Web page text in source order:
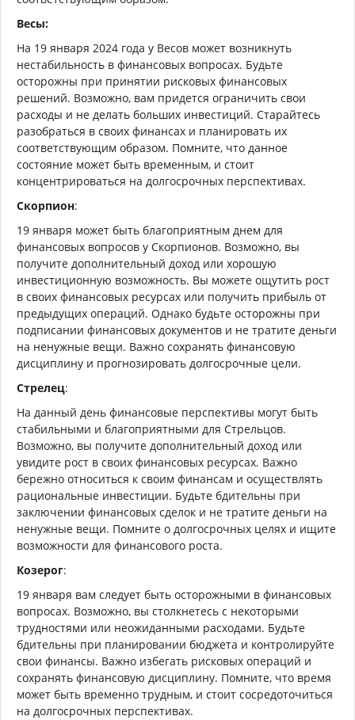
Весы:
На 19 января 2024 года у Весов может возникнуть
нестабильность в финансовых вопросах. Будьте
осторожны при принятии рисковых финансовых
решений. Возможно, вам придется ограничить свои
расходы и не делать больших инвестиций. Старайтесь
разобраться в своих финансах и планировать их
соответствующим образом. Помните, что данное
состояние может быть временным, и стоит
концентрироваться на долгосрочных перспективах.
Скорпион:
19 января может быть благоприятным днем для
финансовых вопросов у Скорпионов. Возможно, вы
получите дополнительный доход или хорошую
инвестиционную возможность. Вы можете ощутить рост
в своих финансовых ресурсах или получить прибыль от
предыдущих операций. Однако будьте осторожны при
подписании финансовых документов и не тратите деньги
на ненужные вещи. Важно сохранять финансовую
дисциплину и прогнозировать долгосрочные цели.
Стрелец:
На данный день финансовые перспективы могут быть
стабильными и благоприятными для Стрельцов.
Возможно, вы получите дополнительный доход или
увидите рост в своих финансовых ресурсах. Важно
бережно относиться к своим финансам и осуществлять
рациональные инвестиции. Будьте бдительны при
заключении финансовых сделок и не тратите деньги на
ненужные вещи. Помните о долгосрочных целях и ищите
возможности для финансового роста.
Козерог:
19 января вам следует быть осторожными в финансовых
вопросах. Возможно, вы столкнетесь с некоторыми
трудностями или неожиданными расходами. Будьте
бдительны при планировании бюджета и контролируйте
свои финансы. Важно избегать рисковых операций и
сохранять финансовую дисциплину. Помните, что время
может быть временно трудным, и стоит сосредоточиться
на долгосрочных перспективах.